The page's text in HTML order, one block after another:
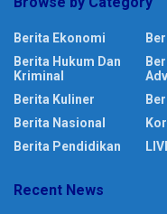
Berita Ekonomi
Berita Hukum Dan
Kriminal
Berita Kuliner
Berita Nasional
Berita Pendidikan
Recent News